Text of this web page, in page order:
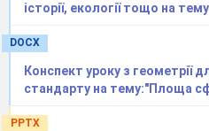
історії, екології тощо на
DOCX
Конспект уроку з геометрії
стандарту на тему:"Площа
PPTX